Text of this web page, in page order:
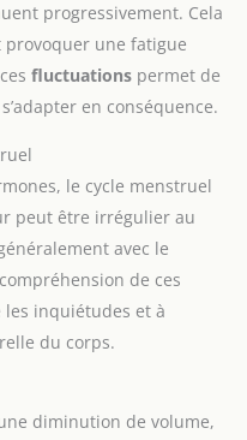
progressivement. Cela
provoquer une fatigue
fluctuations permet de
en conséquence.
le cycle menstruel
peut être irrégulier au
avec le
de ces
inquiétudes et à
du corps.
diminution de volume,